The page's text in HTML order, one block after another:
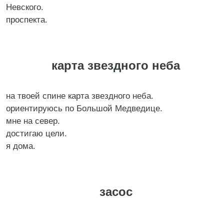
Невского.
проспекта.
карта звездного неба
на твоей спине карта звездного неба.
ориентируюсь по Большой Медведице.
мне на север.
достигаю цели.
я дома.
засос